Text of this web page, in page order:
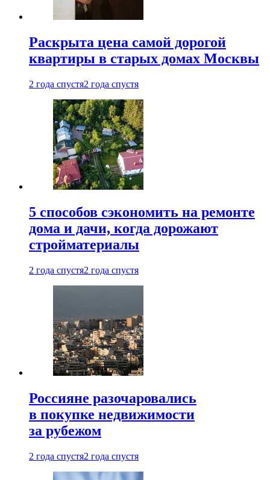
Раскрыта цена самой дорогой
квартиры в старых домах Москвы
2 года спустя2 года спустя
5 способов сэкономить на ремонте
дома и дачи, когда дорожают
стройматериалы
2 года спустя2 года спустя
Россияне разочаровались
в покупке недвижимости
за рубежом
2 года спустя2 года спустя